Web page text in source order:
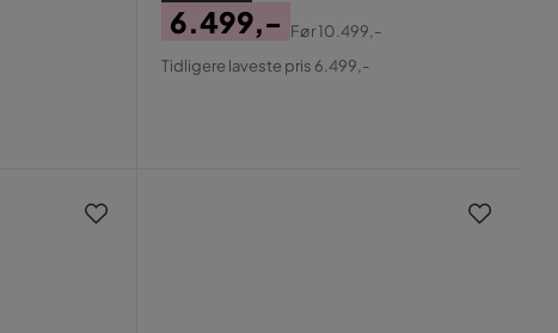
Pris
6.499,-
Original
Før10.499,-
Tidligere laveste pris 6.499,-